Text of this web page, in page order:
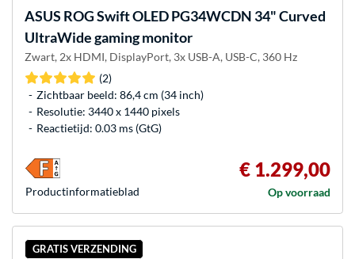
ASUS ROG Swift OLED PG34WCDN 34" Curved
UltraWide gaming monitor
Zwart, 2x HDMI, DisplayPort, 3x USB-A, USB-C, 360 Hz
(2)
Zichtbaar beeld: 86,4 cm (34 inch)
Resolutie: 3440 x 1440 pixels
Reactietijd: 0.03 ms (GtG)
€ 1.299,00
Op voorraad
Product­informatieblad
GRATIS VERZENDING